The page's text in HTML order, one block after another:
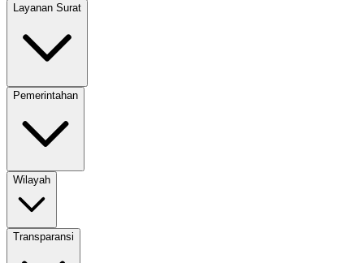
Layanan Surat
Pemerintahan
Wilayah
Transparansi